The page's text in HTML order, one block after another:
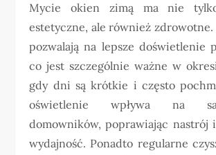
Mycie okien zimą ma nie
estetyczne, ale również zdrowotne.
pozwalają na lepsze doświetlenie
co jest szczególnie ważne w
gdy dni są krótkie i często
oświetlenie wpływa na
domowników, poprawiając nastrój
wydajność. Ponadto regularne